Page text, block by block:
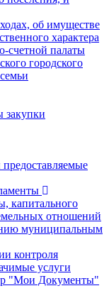
об имуществе
характера
счетной палаты
городского
капитального
отношений
муниципальным
контроля
услуги
"Мои Документы"